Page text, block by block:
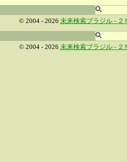
© 2004 - 2026 未来検索ブラジル - ２
© 2004 - 2026 未来検索ブラジル - ２